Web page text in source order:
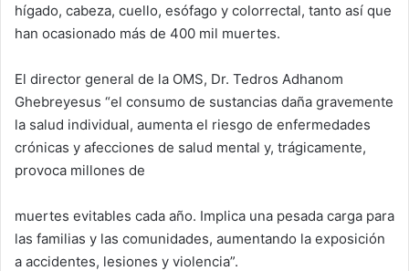
hígado, cabeza, cuello, esófago y colorrectal, tanto así que
han ocasionado más de 400 mil muertes.
El director general de la OMS, Dr. Tedros Adhanom
Ghebreyesus “el consumo de sustancias daña gravemente
la salud individual, aumenta el riesgo de enfermedades
crónicas y afecciones de salud mental y, trágicamente,
provoca millones de
muertes evitables cada año. Implica una pesada carga para
las familias y las comunidades, aumentando la exposición
a accidentes, lesiones y violencia”.